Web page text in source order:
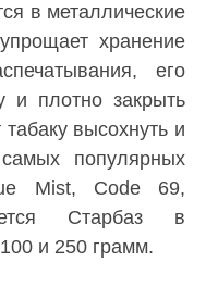
в металлические
хранение
его
и плотно закрыть
высохнуть и
популярных
Mist, Code 69,
Старбаз в
и 250 грамм.